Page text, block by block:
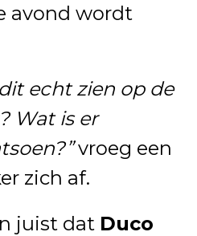
avond wordt
echt zien op de
Wat is er
vroeg een
zich af.
juist dat Duco